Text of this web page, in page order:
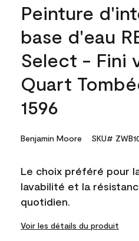
Peinture
base d'eau
Select - Fini
Quart
1596
Benjamin Moore SKU#
Le choix préféré pour
lavabilité et la
quotidien.
Voir les détails du produit